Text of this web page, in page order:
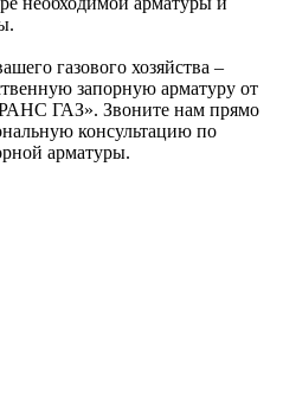
газового хозяйства –
запорную арматуру от
ГАЗ». Звоните нам прямо
консультацию по
арматуры.